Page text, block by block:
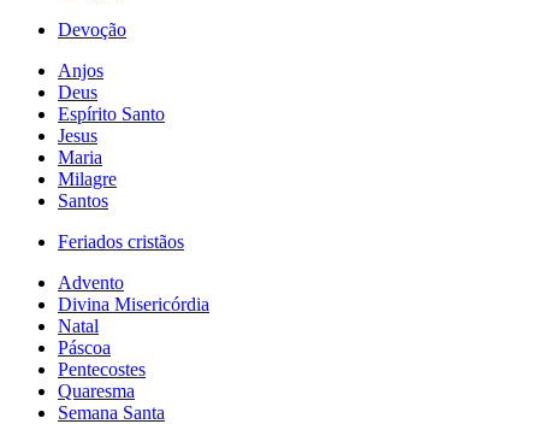
Devoção
Anjos
Deus
Espírito Santo
Jesus
Maria
Milagre
Santos
Feriados cristãos
Advento
Divina Misericórdia
Natal
Páscoa
Pentecostes
Quaresma
Semana Santa